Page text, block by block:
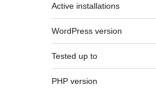
Active installations
WordPress version
Tested up to
PHP version